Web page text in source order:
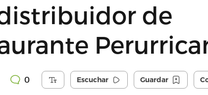
de
0 Escuchar Guardar